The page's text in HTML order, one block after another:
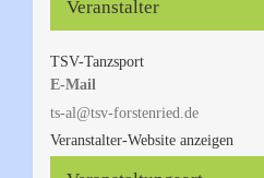
Veranstalter
TSV-Tanzsport
E-Mail
ts-al@tsv-forstenried.de
Veranstalter-Website anzeigen